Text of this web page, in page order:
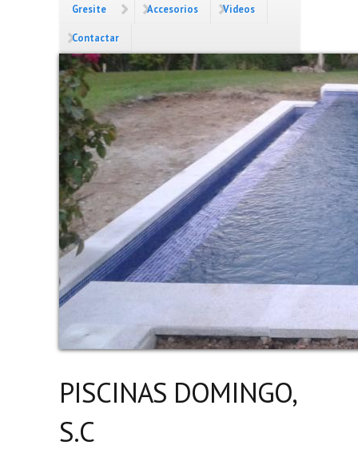
Gresite Accesorios Videos
Contactar
PISCINAS DOMINGO,
S.C